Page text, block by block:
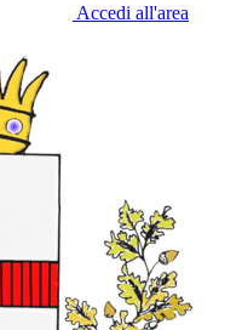
Accedi all'area